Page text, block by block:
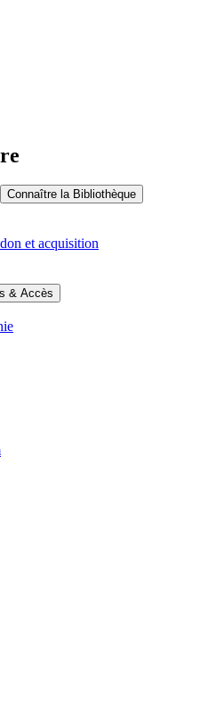
Connaître la Bibliothèque
et acquisition
& Accès